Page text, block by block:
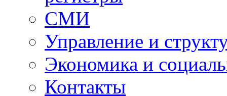
СМИ
Управление и
Экономика и
Контакты